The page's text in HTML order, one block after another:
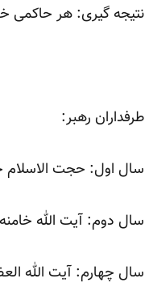
نتیجه گیری: هر حاکمی
طرفداران رهبر:
سال اول: حجت الاسلام
سال دوم: آیت الله
سال چهارم: آیت الله